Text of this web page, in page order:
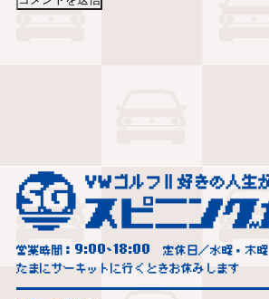
営業時間： 9:00~18:00
定休日／水曜・木曜
たまにサーキットに行くときお休みします